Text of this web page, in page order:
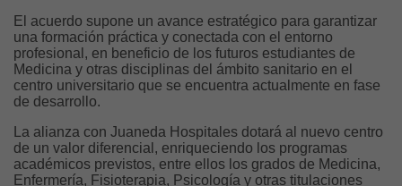
El acuerdo supone un avance estratégico para garantizar
una formación práctica y conectada con el entorno
profesional, en beneficio de los futuros estudiantes de
Medicina y otras disciplinas del ámbito sanitario en el
centro universitario que se encuentra actualmente en fase
de desarrollo.
La alianza con Juaneda Hospitales dotará al nuevo centro
de un valor diferencial, enriqueciendo los programas
académicos previstos, entre ellos los grados de Medicina,
Enfermería, Fisioterapia, Psicología y otras titulaciones